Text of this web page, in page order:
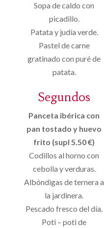
Sopa de caldo con
picadillo.
Patata y judía verde.
Pastel de carne
gratinado con puré de
patata.
Segundos
Panceta ibérica con
pan tostado y huevo
frito (supl 5.50 €)
Codillos al horno con
cebolla y verduras.
Albóndigas de ternera a
la jardinera.
Pescado fresco del día.
Poti – poti de